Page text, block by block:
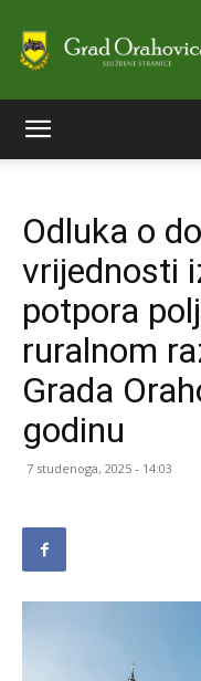
Odluka o
vrijednosti
potpora
ruralnom
Grada
godinu
7 studenoga, 2025 - 14:03